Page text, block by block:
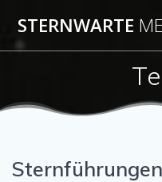
Inhalt
springen
STERNWARTE
Sternführungen